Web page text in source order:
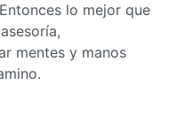
lo mejor que
mentes y manos